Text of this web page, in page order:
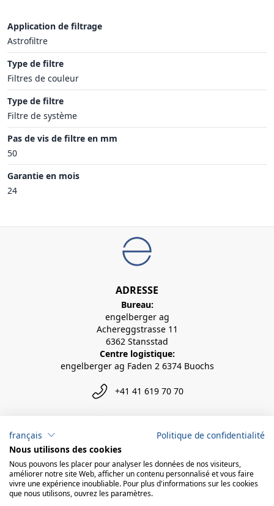
Application de filtrage
Astrofiltre
Type de filtre
Filtres de couleur
Type de filtre
Filtre de système
Pas de vis de filtre en mm
50
Garantie en mois
24
ADRESSE
Bureau:
engelberger ag
Achereggstrasse 11
6362 Stansstad
Centre logistique:
engelberger ag Faden 2 6374 Buochs
+41 41 619 70 70
français
Politique de confidentialité
Nous utilisons des cookies
Nous pouvons les placer pour analyser les données de nos visiteurs,
améliorer notre site Web, afficher un contenu personnalisé et vous faire
vivre une expérience inoubliable. Pour plus d'informations sur les cookies
que nous utilisons, ouvrez les paramètres.